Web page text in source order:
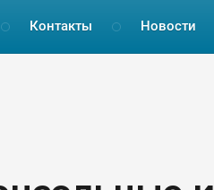
Контакты Новости